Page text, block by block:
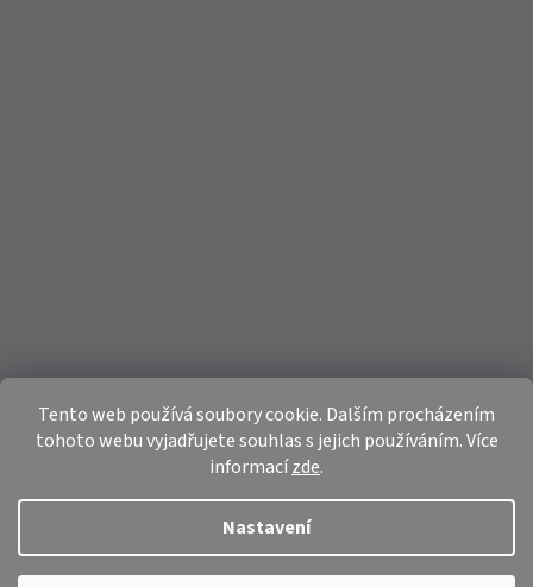
Tento web používá soubory cookie. Dalším procházením
tohoto webu vyjadřujete souhlas s jejich používáním. Více
informacízde.
Nastavení